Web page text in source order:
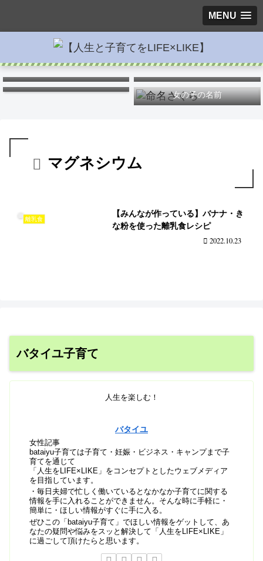
MENU
つわりを楽に
女の子の名前
マグネシウム
離乳食
【みんなが作っている】バナナ・き
な粉を使った離乳食レシピ
2022.10.23
バタイユ子育て
人生を楽しむ！
バタイユ
女性記事
bataiyu子育ては子育て・妊娠・ビジネス・キャンプまで子
育てを通じて
「人生をLIFE×LIKE」をコンセプトとしたウェブメディア
を目指しています。
・毎日夫婦で忙しく働いているとなかなか子育てに関する
情報を手に入れることができません。そんな時に手軽に・
簡単に・ほしい情報がすぐに手に入る。
ぜひこの「bataiyu子育て」でほしい情報をゲットして、あ
なたの疑問や悩みをスッと解決して「人生をLIFE×LIKE」
に過ごして頂けたらと思います。